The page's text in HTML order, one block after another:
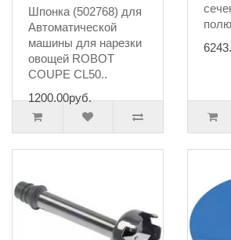
Шпонка (502768) для
Автоматической
машины для нарезки
овощей ROBOT
COUPE CL50..
1200.00руб.